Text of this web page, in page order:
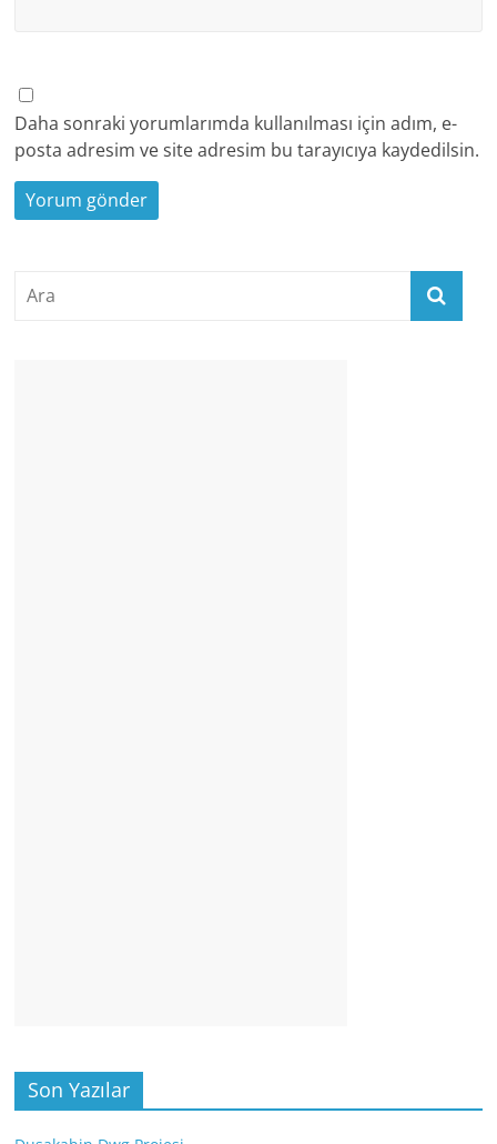
Daha sonraki yorumlarımda kullanılması için adım, e-
posta adresim ve site adresim bu tarayıcıya kaydedilsin.
Son Yazılar